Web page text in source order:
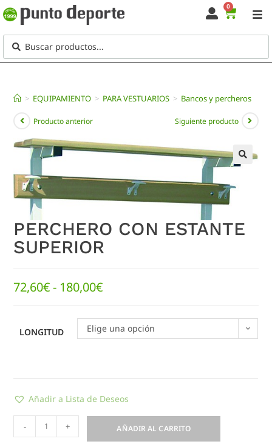
0
> EQUIPAMIENTO > PARA VESTUARIOS > Bancos y percheros
Producto anterior Siguiente producto
PERCHERO CON ESTANTE
SUPERIOR
72,60€ - 180,00€
LONGITUD Elige una opción
Añadir a Lista de Deseos
- + AÑADIR AL CARRITO